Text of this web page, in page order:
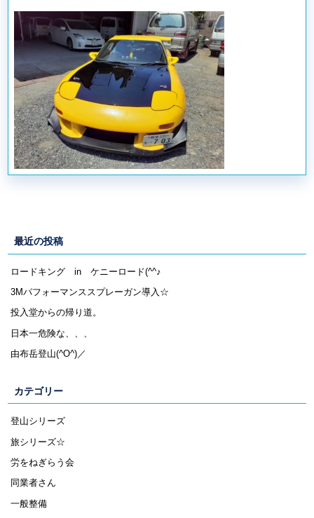
最近の投稿
ロードキング in ケニーロード(^^♪
3Mパフォーマンススプレーガン導入☆
投入堂からの帰り道。
日本一危険な、、、
由布岳登山(^O^)／
カテゴリー
登山シリーズ
旅シリーズ☆
労をねぎらう会
同業者さん
一般整備